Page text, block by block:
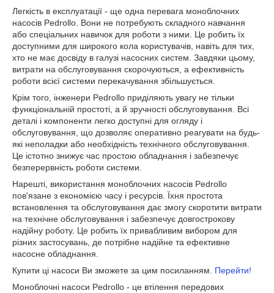
Легкість в експлуатації - ще одна перевага моноблочних
насосів Pedrollo. Вони не потребують складного навчання
або спеціальних навичок для роботи з ними. Це робить їх
доступними для широкого кола користувачів, навіть для тих,
хто не має досвіду в галузі насосних систем. Завдяки цьому,
витрати на обслуговування скорочуються, а ефективність
роботи всієї системи перекачування збільшується.
Крім того, інженери Pedrollo приділяють увагу не тільки
функціональній простоті, а й зручності обслуговування. Всі
деталі і компоненти легко доступні для огляду і
обслуговування, що дозволяє оперативно реагувати на будь-
які неполадки або необхідність технічного обслуговування.
Це істотно знижує час простою обладнання і забезпечує
безперервність роботи системи.
Нарешті, використання моноблочних насосів Pedrollo
пов'язане з економією часу і ресурсів. Їхня простота
встановлення та обслуговування дає змогу скоротити витрати
на технічне обслуговування і забезпечує довгострокову
надійну роботу. Це робить їх привабливим вибором для
різних застосувань, де потрібне надійне та ефективне
насосне обладнання.
Купити ці насоси Ви зможете за цим посиланням. Перейти!
Моноблочні насоси Pedrollo - це втілення передових